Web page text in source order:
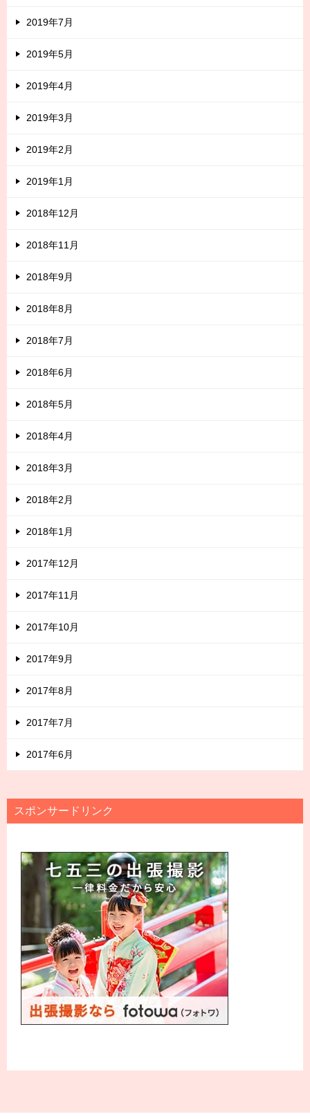
2019年7月
2019年5月
2019年4月
2019年3月
2019年2月
2019年1月
2018年12月
2018年11月
2018年9月
2018年8月
2018年7月
2018年6月
2018年5月
2018年4月
2018年3月
2018年2月
2018年1月
2017年12月
2017年11月
2017年10月
2017年9月
2017年8月
2017年7月
2017年6月
スポンサードリンク